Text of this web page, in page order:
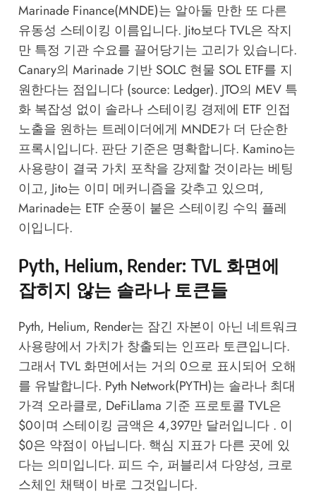
Marinade Finance(MNDE)는 알아둘 만한 또 다른
유동성 스테이킹 이름입니다. Jito보다 TVL은 작지
만 특정 기관 수요를 끌어당기는 고리가 있습니다.
Canary의 Marinade 기반 SOLC 현물 SOL ETF를 지
원한다는 점입니다 (source: Ledger). JTO의 MEV 특
화 복잡성 없이 솔라나 스테이킹 경제에 ETF 인접
노출을 원하는 트레이더에게 MNDE가 더 단순한
프록시입니다. 판단 기준은 명확합니다. Kamino는
사용량이 결국 가치 포착을 강제할 것이라는 베팅
이고, Jito는 이미 메커니즘을 갖추고 있으며,
Marinade는 ETF 순풍이 붙은 스테이킹 수익 플레
이입니다.
Pyth, Helium, Render: TVL 화면에
잡히지 않는 솔라나 토큰들
Pyth, Helium, Render는 잠긴 자본이 아닌 네트워크
사용량에서 가치가 창출되는 인프라 토큰입니다.
그래서 TVL 화면에서는 거의 0으로 표시되어 오해
를 유발합니다. Pyth Network(PYTH)는 솔라나 최대
가격 오라클로, DeFiLlama 기준 프로토콜 TVL은
$0이며 스테이킹 금액은 4,397만 달러입니다 . 이
$0은 약점이 아닙니다. 핵심 지표가 다른 곳에 있
다는 의미입니다. 피드 수, 퍼블리셔 다양성, 크로
스체인 채택이 바로 그것입니다.